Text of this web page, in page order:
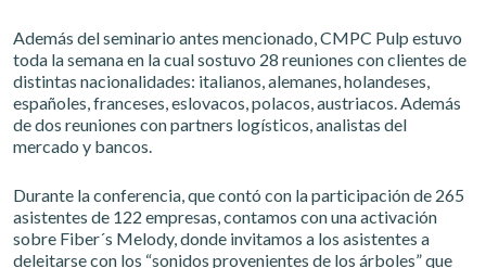
Además del seminario antes mencionado, CMPC Pulp estuvo
toda la semana en la cual sostuvo 28 reuniones con clientes de
distintas nacionalidades: italianos, alemanes, holandeses,
españoles, franceses, eslovacos, polacos, austriacos. Además
de dos reuniones con partners logísticos, analistas del
mercado y bancos.
Durante la conferencia, que contó con la participación de 265
asistentes de 122 empresas, contamos con una activación
sobre Fiber´s Melody, donde invitamos a los asistentes a
deleitarse con los “sonidos provenientes de los árboles” que